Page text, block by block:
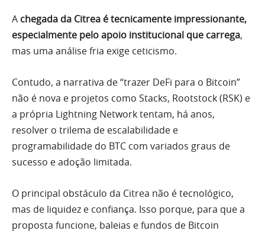
A chegada da Citrea é tecnicamente impressionante,
especialmente pelo apoio institucional que carrega,
mas uma análise fria exige ceticismo.
Contudo, a narrativa de “trazer DeFi para o Bitcoin”
não é nova e projetos como Stacks, Rootstock (RSK) e
a própria Lightning Network tentam, há anos,
resolver o trilema de escalabilidade e
programabilidade do BTC com variados graus de
sucesso e adoção limitada.
O principal obstáculo da Citrea não é tecnológico,
mas de liquidez e confiança. Isso porque, para que a
proposta funcione, baleias e fundos de Bitcoin